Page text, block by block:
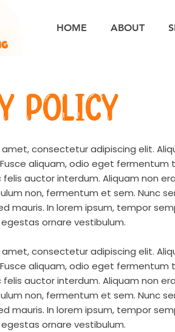
HOME ABOUT
POLICY
consectetur adipiscing elit.
aliquam, odio eget fermentum
auctor interdum. Aliquam non
non, fermentum et sem. Nunc
mauris. In lorem ipsum, tempor
ornare vestibulum.
consectetur adipiscing elit.
aliquam, odio eget fermentum
auctor interdum. Aliquam non
non, fermentum et sem. Nunc
mauris. In lorem ipsum, tempor
ornare vestibulum.